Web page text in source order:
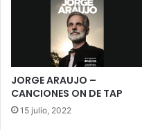
JORGE ARAUJO –
CANCIONES ON DE TAP
15 julio, 2022